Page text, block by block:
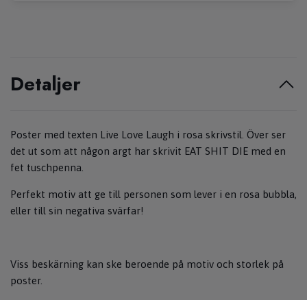
Detaljer
Poster med texten Live Love Laugh i rosa skrivstil. Över ser
det ut som att någon argt har skrivit EAT SHIT DIE med en
fet tuschpenna.
Perfekt motiv att ge till personen som lever i en rosa bubbla,
eller till sin negativa svärfar!
Viss beskärning kan ske beroende på motiv och storlek på
poster.